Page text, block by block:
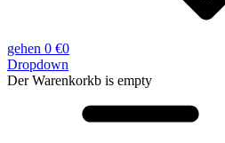
gehen 0 €0
Dropdown
Der Warenkorkb is empty